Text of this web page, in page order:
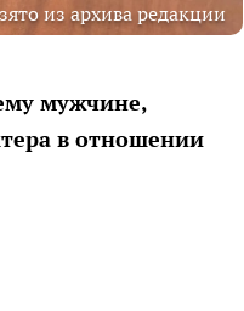
из архива редакции
мужчине,
в отношении